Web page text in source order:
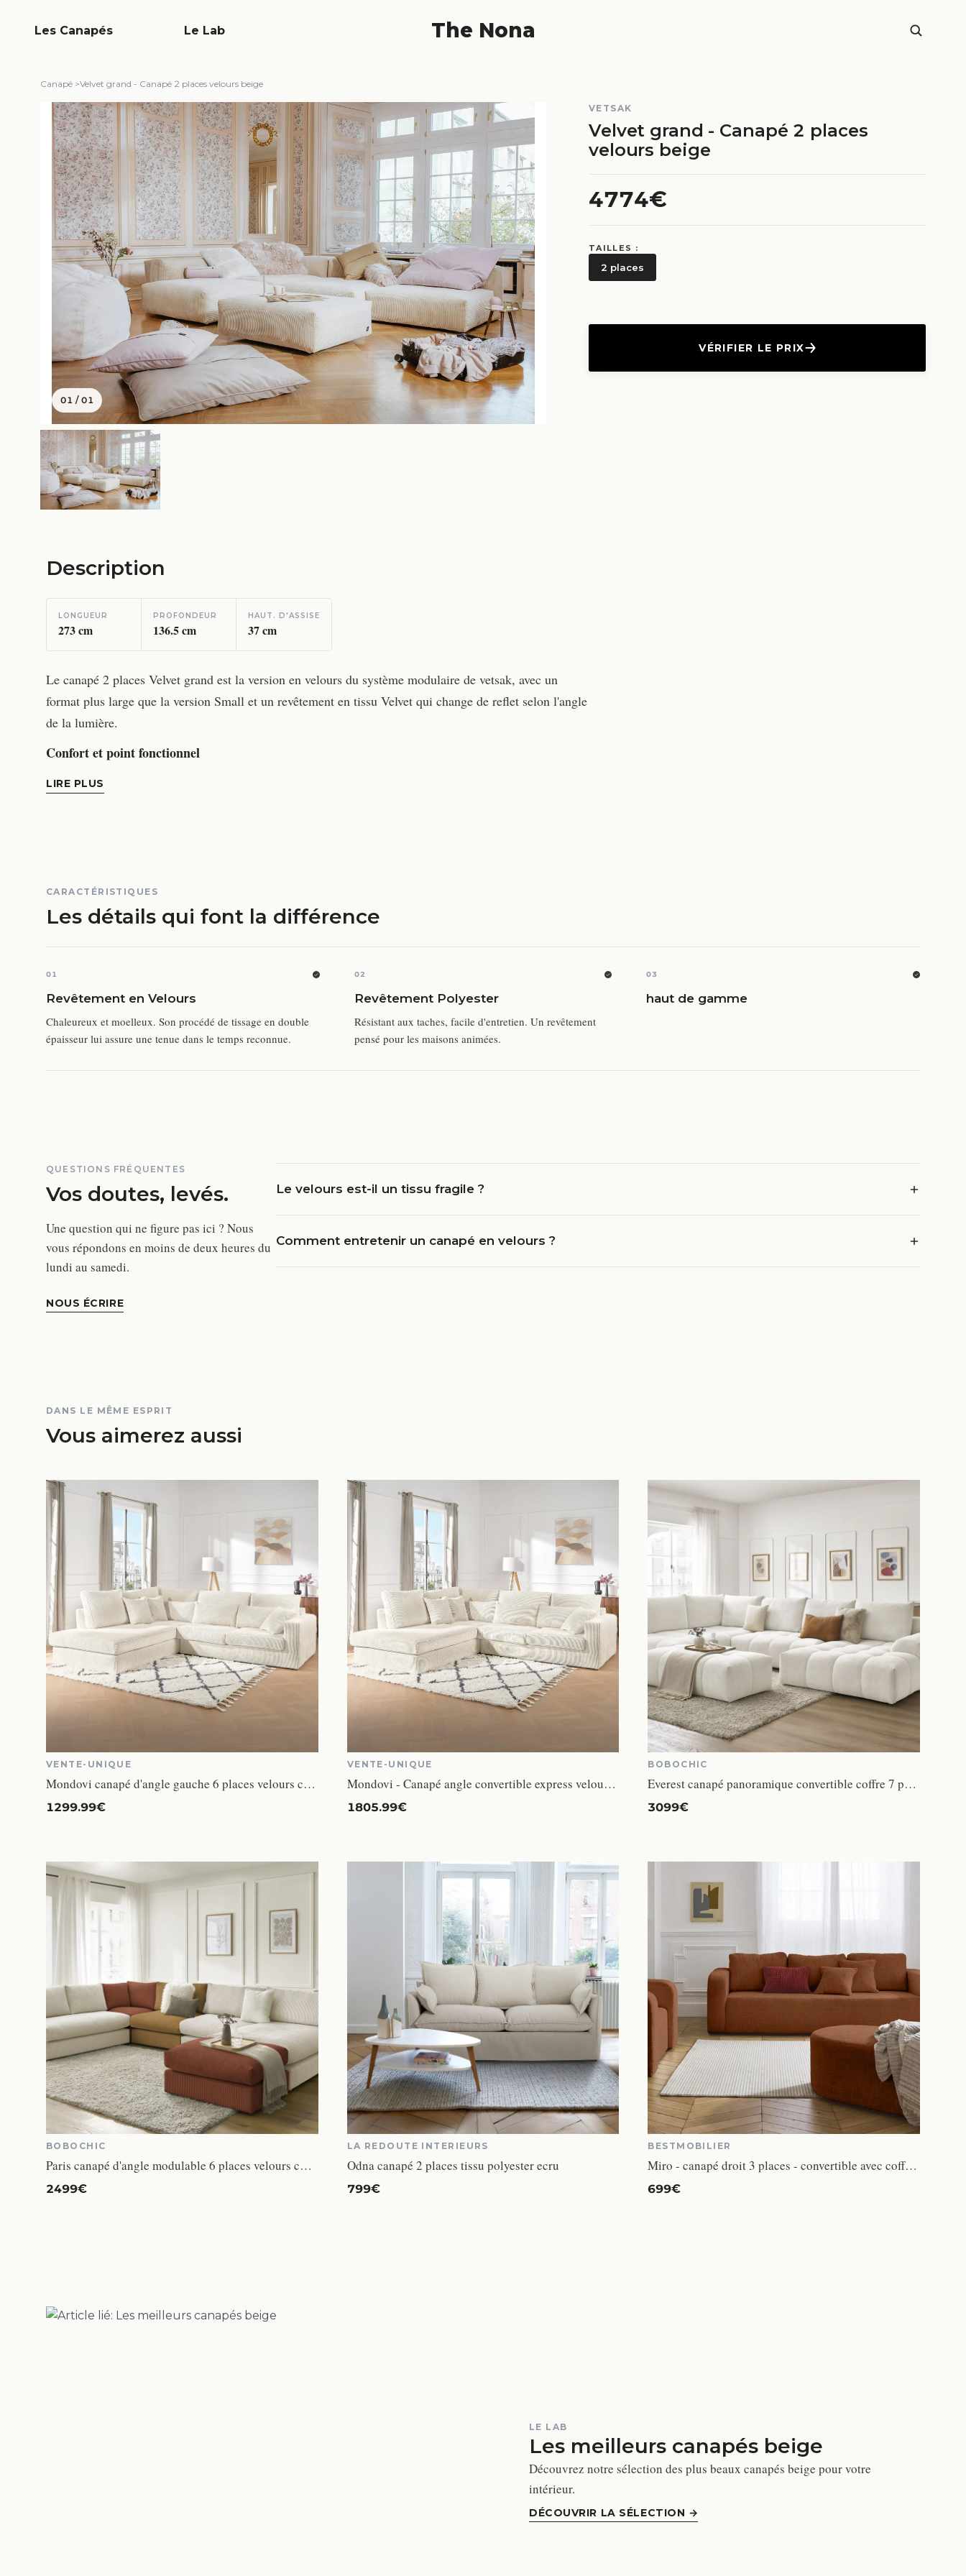
The Nona
Les Canapés Le Lab
Canapé >Velvet grand - Canapé 2 places velours beige
01 /01
VETSAK
Velvet grand - Canapé 2 places
velours beige
4774€
TAILLES :
2 places
VÉRIFIER LE PRIX
Description
LONGUEUR
273cm
PROFONDEUR
136.5cm
HAUT. D'ASSISE
37cm
Le canapé 2 places Velvet grand est la version en velours du système modulaire de vetsak, avec un
format plus large que la version Small et un revêtement en tissu Velvet qui change de reflet selon l'angle
de la lumière.
Confort et point fonctionnel
LIRE PLUS
CARACTÉRISTIQUES
Les détails qui font la différence
01
Revêtement en Velours
Chaleureux et moelleux. Son procédé de tissage en double
épaisseur lui assure une tenue dans le temps reconnue.
02
Revêtement Polyester
Résistant aux taches, facile d'entretien. Un revêtement
pensé pour les maisons animées.
03
haut de gamme
QUESTIONS FRÉQUENTES
Vos doutes, levés.
Une question qui ne figure pas ici ? Nous
vous répondons en moins de deux heures du
lundi au samedi.
NOUS ÉCRIRE
Le velours est-il un tissu fragile ?
Comment entretenir un canapé en velours ?
DANS LE MÊME ESPRIT
Vous aimerez aussi
VENTE-UNIQUE
Mondovi canapé d'angle gauche 6 places velours côtelé beige
1299.99€
VENTE-UNIQUE
Mondovi - Canapé angle convertible express velours côtelé beige
1805.99€
BOBOCHIC
Everest canapé panoramique convertible coffre 7 places tissu chiné blanc angle droit
3099€
BOBOCHIC
Paris canapé d'angle modulable 6 places velours côtelé multicolore
2499€
LA REDOUTE INTERIEURS
Odna canapé 2 places tissu polyester ecru
799€
BESTMOBILIER
Miro - canapé droit 3 places - convertible avec coffre - en velours texturé - Rouille
699€
LE LAB
Les meilleurs canapés beige
Découvrez notre sélection des plus beaux canapés beige pour votre
intérieur.
DÉCOUVRIR LA SÉLECTION →